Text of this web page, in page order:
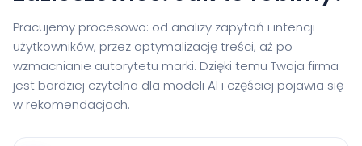
Pracujemy procesowo: od analizy zapytań i intencji
użytkowników, przez optymalizację treści, aż po
wzmacnianie autorytetu marki. Dzięki temu Twoja firma
jest bardziej czytelna dla modeli AI i częściej pojawia się
w rekomendacjach.